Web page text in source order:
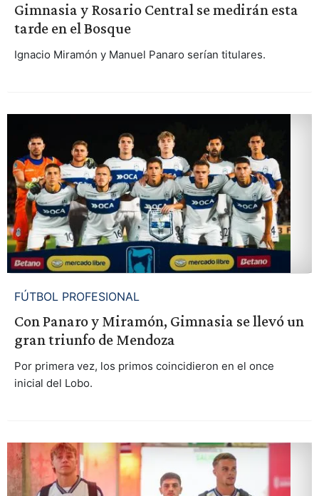
Gimnasia y Rosario Central se medirán esta
tarde en el Bosque
Ignacio Miramón y Manuel Panaro serían titulares.
FÚTBOL PROFESIONAL
Con Panaro y Miramón, Gimnasia se llevó un
gran triunfo de Mendoza
Por primera vez, los primos coincidieron en el once
inicial del Lobo.